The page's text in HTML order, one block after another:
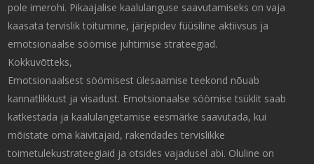
pole imerohi. Pikaajalise kaalulanguse saavutamiseks on vaja
kaasata tervislik toitumine, järjepidev füüsiline aktiivsus ja
emotsionaalse söömise juhtimise strateegiad.
Kokkuvõtteks,
Emotsionaalsest söömisest ülesaamise teekond nõuab
kannatlikkust ja visadust. Emotsionaalse söömise tsüklit saab
katkestada ja kaalulangetamise eesmärke saavutada, kui
mõistate oma käivitajaid, rakendades tervislikke
toimetulekustrateegiaid ja otsides vajadusel abi. Oluline on